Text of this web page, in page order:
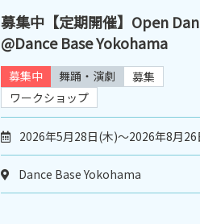
募集中【定期開催】Open
@Dance Base Yokohama
募集中 舞踊・演劇
募集
ワークショップ
2026年5月28日(木)～2026年8月26
Dance Base Yokohama